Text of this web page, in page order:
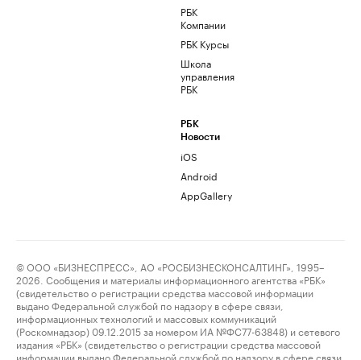
РБК
Компании
РБК Курсы
Школа
управления
РБК
РБК
Новости
iOS
Android
AppGallery
© ООО «БИЗНЕСПРЕСС», АО «РОСБИЗНЕСКОНСАЛТИНГ», 1995–
2026. Сообщения и материалы информационного агентства «РБК»
(свидетельство о регистрации средства массовой информации
выдано Федеральной службой по надзору в сфере связи,
информационных технологий и массовых коммуникаций
(Роскомнадзор) 09.12.2015 за номером ИА №ФС77-63848) и сетевого
издания «РБК» (свидетельство о регистрации средства массовой
информации выдано Федеральной службой по надзору в сфере связи,